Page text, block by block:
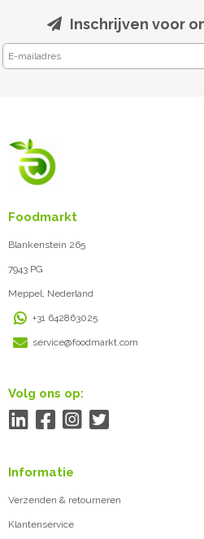
Inschrijven voor
Foodmarkt
Blankenstein 265
7943 PG
Meppel, Nederland
+31 642863025
service@foodmarkt.com
Volg ons op:
Informatie
Verzenden & retourneren
Klantenservice